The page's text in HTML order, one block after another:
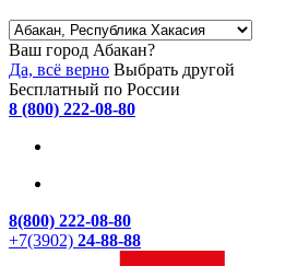
Ваш город Абакан?
Да, всё верно Выбрать другой
Бесплатный по России
8 (800) 222-08-80
8(800) 222-08-80
+7(3902) 24-88-88